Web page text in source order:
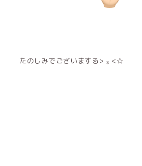
たのしみでございまする> ₃ <☆